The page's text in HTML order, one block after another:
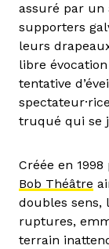
assuré par un
supporters
leurs
libre
tentative
truqué qui se
Créée en
Bob Théâtre
doubles sens,
ruptures,
terrain